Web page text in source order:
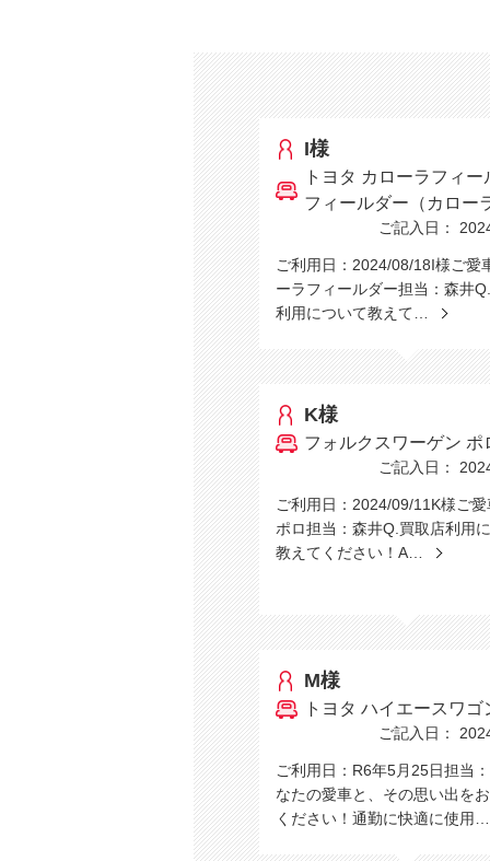
I様
トヨタ カローラフィー
フィールダー（カロー
ご記入日：
ご利用日：2024/08/18I様ご愛
ーラフィールダー担当：森井
利用について教えて…
K様
フォルクスワーゲン ポ
ご記入日：
ご利用日：2024/09/11K様ご愛
ポロ担当：森井Q.買取店利用
教えてください！A…
M様
トヨタ ハイエースワゴ
ご記入日：
ご利用日：R6年5月25日担当
なたの愛車と、その思い出を
ください！通勤に快適に使用